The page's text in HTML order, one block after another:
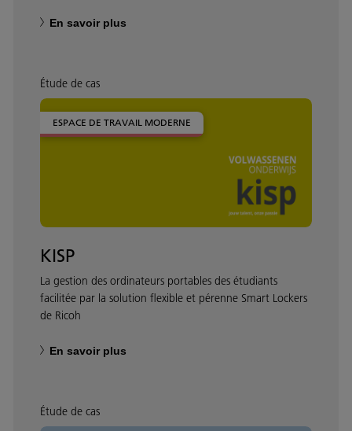
En savoir plus
Étude de cas
ESPACE DE TRAVAIL MODERNE
KISP
La gestion des ordinateurs portables des étudiants
facilitée par la solution flexible et pérenne Smart Lockers
de Ricoh
En savoir plus
Étude de cas